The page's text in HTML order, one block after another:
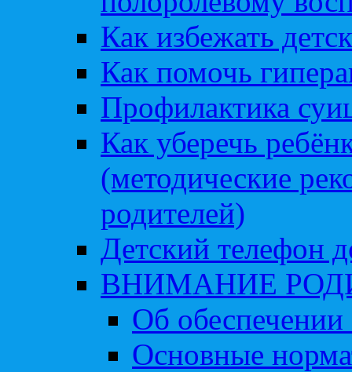
Как избежать
Как помочь
Профилактика
Как уберечь
(методические
родителей)
Детский телефон
ВНИМАНИЕ
Об обеспечении
Основные